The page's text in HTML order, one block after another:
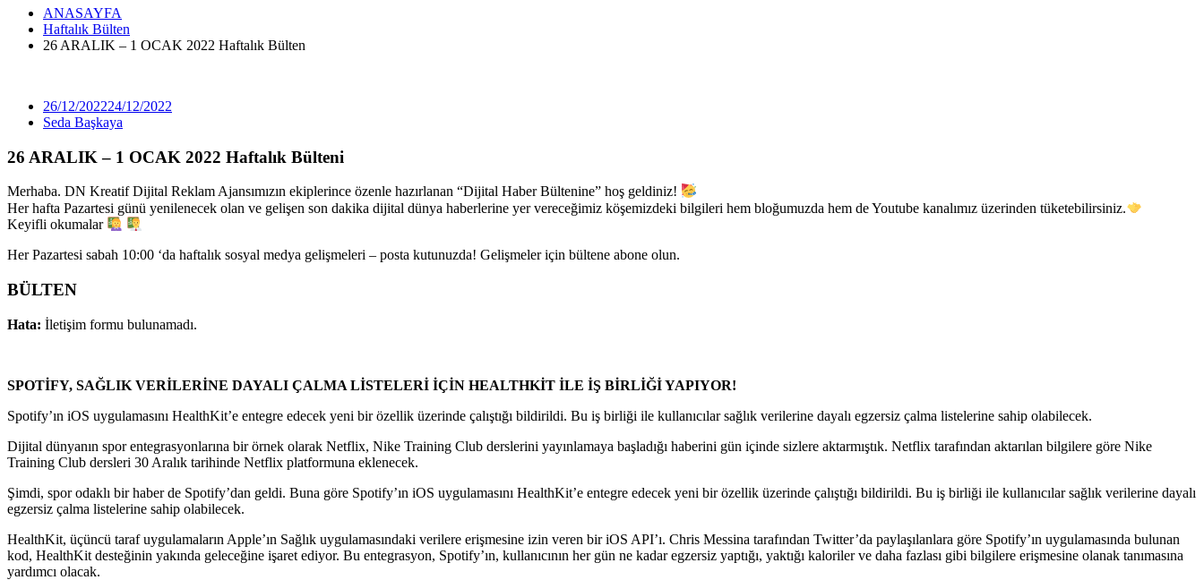
ANASAYFA
Haftalık Bülten
26 ARALIK – 1 OCAK 2022 Haftalık Bülten
26/12/202224/12/2022
Seda Başkaya
26 ARALIK – 1 OCAK 2022 Haftalık Bülteni
Merhaba. DN Kreatif Dijital Reklam Ajansımızın ekiplerince özenle hazırlanan “Dijital Haber Bültenine” hoş geldiniz!
Her hafta Pazartesi günü yenilenecek olan ve gelişen son dakika dijital dünya haberlerine yer vereceğimiz köşemizdeki bilgileri hem bloğumuzda hem de Youtube kanalımız üzerinden tüketebilirsiniz.
Keyifli okumalar
Her Pazartesi sabah 10:00 ‘da haftalık sosyal medya gelişmeleri – posta kutunuzda! Gelişmeler için bültene abone olun.
BÜLTEN
Hata: İletişim formu bulunamadı.
SPOTİFY, SAĞLIK VERİLERİNE DAYALI ÇALMA LİSTELERİ İÇİN HEALTHKİT İLE İŞ BİRLİĞİ YAPIYOR!
Spotify’ın iOS uygulamasını HealthKit’e entegre edecek yeni bir özellik üzerinde çalıştığı bildirildi. Bu iş birliği ile kullanıcılar sağlık verilerine dayalı egzersiz çalma listelerine sahip olabilecek.
Dijital dünyanın spor entegrasyonlarına bir örnek olarak Netflix, Nike Training Club derslerini yayınlamaya başladığı haberini gün içinde sizlere aktarmıştık. Netflix tarafından aktarılan bilgilere göre Nike
Training Club dersleri 30 Aralık tarihinde Netflix platformuna eklenecek.
Şimdi, spor odaklı bir haber de Spotify’dan geldi. Buna göre Spotify’ın iOS uygulamasını HealthKit’e entegre edecek yeni bir özellik üzerinde çalıştığı bildirildi. Bu iş birliği ile kullanıcılar sağlık verilerine dayalı
egzersiz çalma listelerine sahip olabilecek.
HealthKit, üçüncü taraf uygulamaların Apple’ın Sağlık uygulamasındaki verilere erişmesine izin veren bir iOS API’ı. Chris Messina tarafından Twitter’da paylaşılanlara göre Spotify’ın uygulamasında bulunan
kod, HealthKit desteğinin yakında geleceğine işaret ediyor. Bu entegrasyon, Spotify’ın, kullanıcının her gün ne kadar egzersiz yaptığı, yaktığı kaloriler ve daha fazlası gibi bilgilere erişmesine olanak tanımasına
yardımcı olacak.